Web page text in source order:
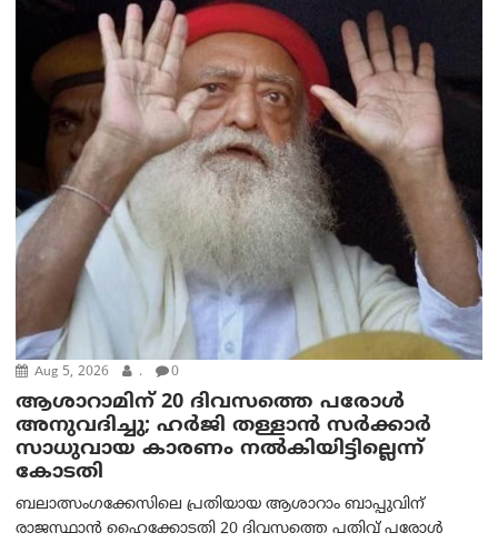
Aug 5, 2026 . 0
ആശാറാമിന് 20 ദിവസത്തെ പരോൾ
അനുവദിച്ചു; ഹർജി തള്ളാൻ സർക്കാർ
സാധുവായ കാരണം നൽകിയിട്ടില്ലെന്ന്
കോടതി
ബലാത്സംഗക്കേസിലെ പ്രതിയായ ആശാറാം ബാപ്പുവിന്
രാജസ്ഥാൻ ഹൈക്കോടതി 20 ദിവസത്തെ പതിവ് പരോൾ